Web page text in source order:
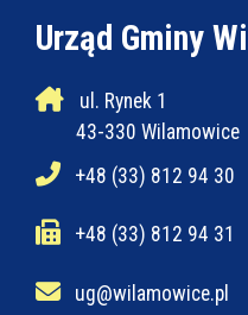
Urząd Gminy
ul. Rynek 1
43-330 Wilamowice
+48 (33) 812 94 30
+48 (33) 812 94 31
ug@wilamowice.pl